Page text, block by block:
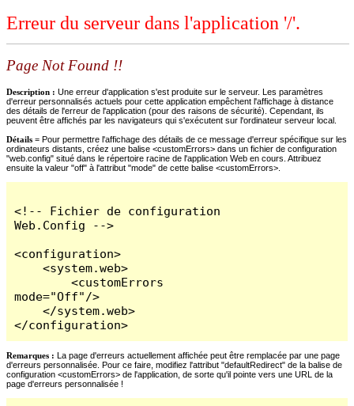
Erreur du serveur dans l'application '/'.
Page Not Found !!
Description : Une erreur d'application s'est produite sur le serveur. Les paramètres
d'erreur personnalisés actuels pour cette application empêchent l'affichage à distance
des détails de l'erreur de l'application (pour des raisons de sécurité). Cependant, ils
peuvent être affichés par les navigateurs qui s'exécutent sur l'ordinateur serveur local.
Détails = Pour permettre l'affichage des détails de ce message d'erreur spécifique sur les
ordinateurs distants, créez une balise <customErrors> dans un fichier de configuration
"web.config" situé dans le répertoire racine de l'application Web en cours. Attribuez
ensuite la valeur "off" à l'attribut "mode" de cette balise <customErrors>.
<!-- Fichier de configuration
Web.Config -->
<configuration>
    <system.web>
        <customErrors
mode="Off"/>
    </system.web>
</configuration>
Remarques : La page d'erreurs actuellement affichée peut être remplacée par une page
d'erreurs personnalisée. Pour ce faire, modifiez l'attribut "defaultRedirect" de la balise de
configuration <customErrors> de l'application, de sorte qu'il pointe vers une URL de la
page d'erreurs personnalisée !